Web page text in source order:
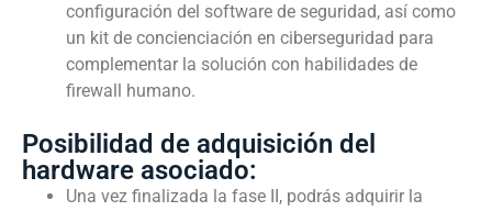
configuración del software de seguridad, así como
un kit de concienciación en ciberseguridad para
complementar la solución con habilidades de
firewall humano.
Posibilidad de adquisición del
hardware asociado:
Una vez finalizada la fase II, podrás adquirir la